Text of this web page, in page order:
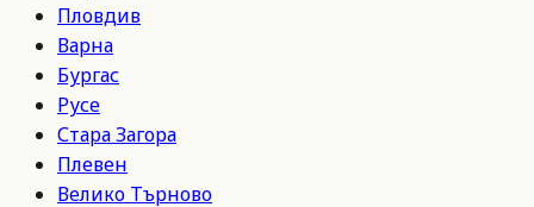
Пловдив
Варна
Бургас
Русе
Стара Загора
Плевен
Велико Търново